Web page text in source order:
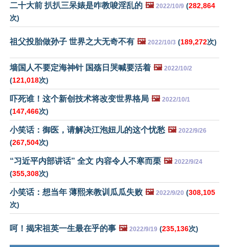
二十大前 扒扒三呆婊是咋教唆淫乱的 🖼️ 2022/10/9 (282,864
次)
祖父投胎做孙子 世界之大无奇不有 🖼️ 2022/10/3 (189,272次)
墙国人不要定海神针 国殇日哭喊要活着 🖼️ 2022/10/2
(121,018次)
吓死谁！这个新创技术将改变世界格局 🖼️ 2022/10/1
(147,466次)
小笑话：御医，请解决江泡妞儿的这个忧愁 🖼️ 2022/9/26
(267,504次)
“习近平内部讲话” 全文 内容令人不寒而栗 🖼️ 2022/9/24
(355,308次)
小笑话：想当年 薄熙来教训瓜瓜失败 🖼️ 2022/9/20 (308,105
次)
呵！揭宋祖英一生最在乎的事 🖼️ 2022/9/19 (235,136次)